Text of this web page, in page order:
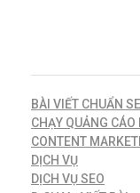
BÀI VIẾT CHUẨN
CHẠY QUẢNG CÁO
CONTENT
DỊCH VỤ
DỊCH VỤ SEO